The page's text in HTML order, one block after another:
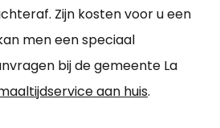
Zijn kosten voor u een
men een speciaal
bij de gemeente La
aan huis.